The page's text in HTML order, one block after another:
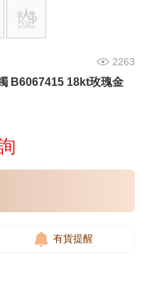
2263
B6067415 18kt玫瑰金
有貨提醒